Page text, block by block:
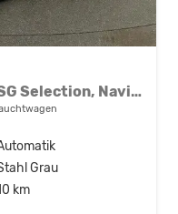
2.0 TDI 110 kW Selection DSG Selection, Navi, AHK, el. Klappe, 5-J Garantie
Grau
km